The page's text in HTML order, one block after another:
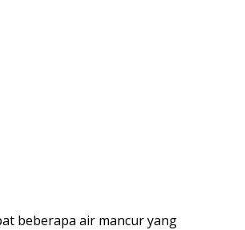
beberapa air mancur yang